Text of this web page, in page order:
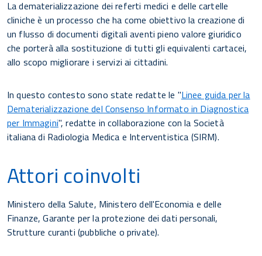
La dematerializzazione dei referti medici e delle cartelle
cliniche è un processo che ha come obiettivo la creazione di
un flusso di documenti digitali aventi pieno valore giuridico
che porterà alla sostituzione di tutti gli equivalenti cartacei,
allo scopo migliorare i servizi ai cittadini.
In questo contesto sono state redatte le "Linee guida per la
Dematerializzazione del Consenso Informato in Diagnostica
per Immagini", redatte in collaborazione con la Società
italiana di Radiologia Medica e Interventistica (SIRM).
Attori coinvolti
Ministero della Salute, Ministero dell'Economia e delle
Finanze, Garante per la protezione dei dati personali,
Strutture curanti (pubbliche o private).